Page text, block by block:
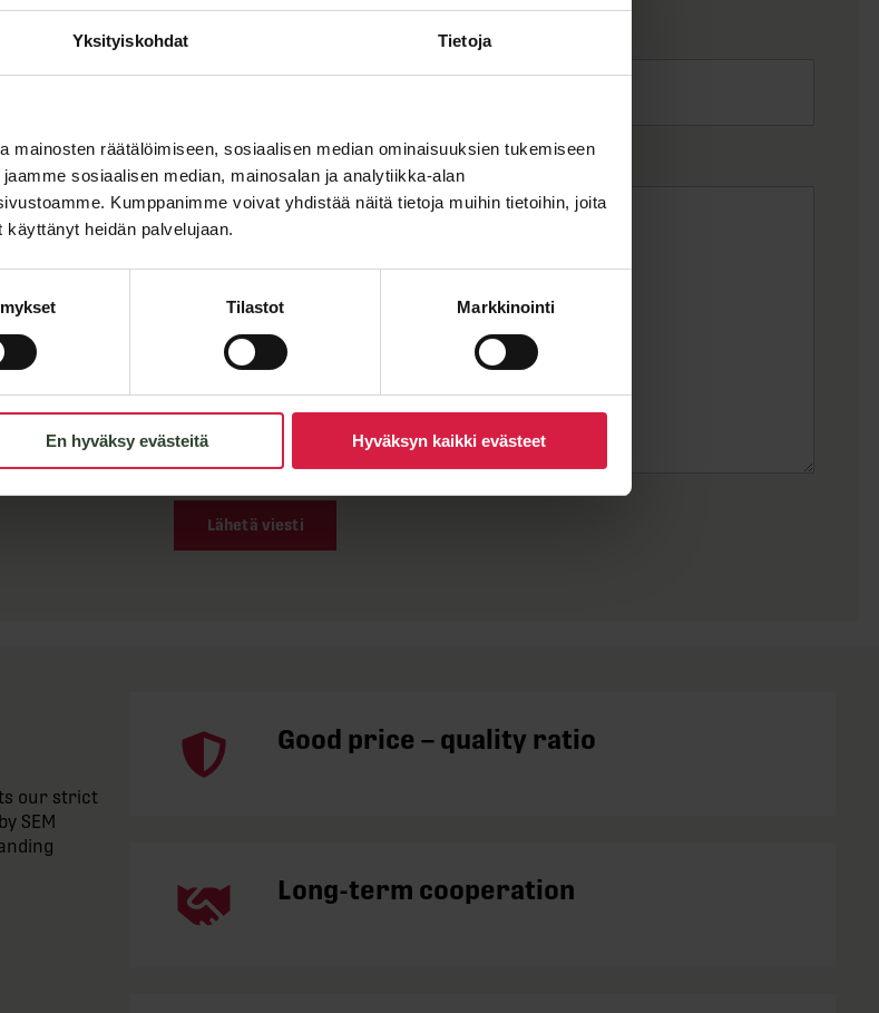
Yksityiskohdat Tietoja
mainosten räätälöimiseen, sosiaalisen median ominaisuuksien tukemiseen
sosiaalisen median, mainosalan ja analytiikka-alan
Kumppanimme voivat yhdistää näitä tietoja muihin tietoihin, joita
heidän palvelujaan.
Tilastot Markkinointi
En hyväksy evästeitä Hyväksyn kaikki evästeet
Email
Message
Lähetä viesti
our strict
SEM
Good price – quality ratio
Long-term cooperation